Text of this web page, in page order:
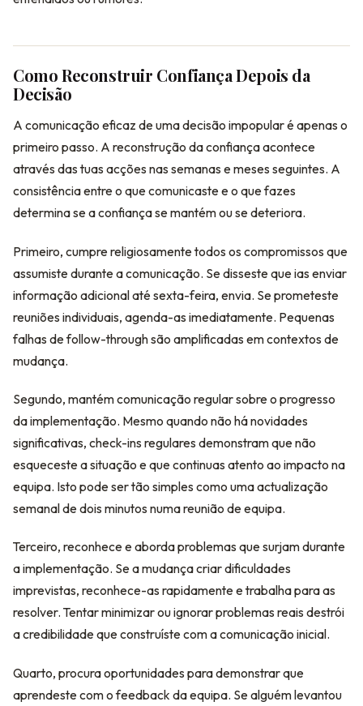
Como Reconstruir Confiança Depois da
Decisão
A comunicação eficaz de uma decisão impopular é apenas o
primeiro passo. A reconstrução da confiança acontece
através das tuas acções nas semanas e meses seguintes. A
consistência entre o que comunicaste e o que fazes
determina se a confiança se mantém ou se deteriora.
Primeiro, cumpre religiosamente todos os compromissos que
assumiste durante a comunicação. Se disseste que ias enviar
informação adicional até sexta-feira, envia. Se prometeste
reuniões individuais, agenda-as imediatamente. Pequenas
falhas de follow-through são amplificadas em contextos de
mudança.
Segundo, mantém comunicação regular sobre o progresso
da implementação. Mesmo quando não há novidades
significativas, check-ins regulares demonstram que não
esqueceste a situação e que continuas atento ao impacto na
equipa. Isto pode ser tão simples como uma actualização
semanal de dois minutos numa reunião de equipa.
Terceiro, reconhece e aborda problemas que surjam durante
a implementação. Se a mudança criar dificuldades
imprevistas, reconhece-as rapidamente e trabalha para as
resolver. Tentar minimizar ou ignorar problemas reais destrói
a credibilidade que construíste com a comunicação inicial.
Quarto, procura oportunidades para demonstrar que
aprendeste com o feedback da equipa. Se alguém levantou